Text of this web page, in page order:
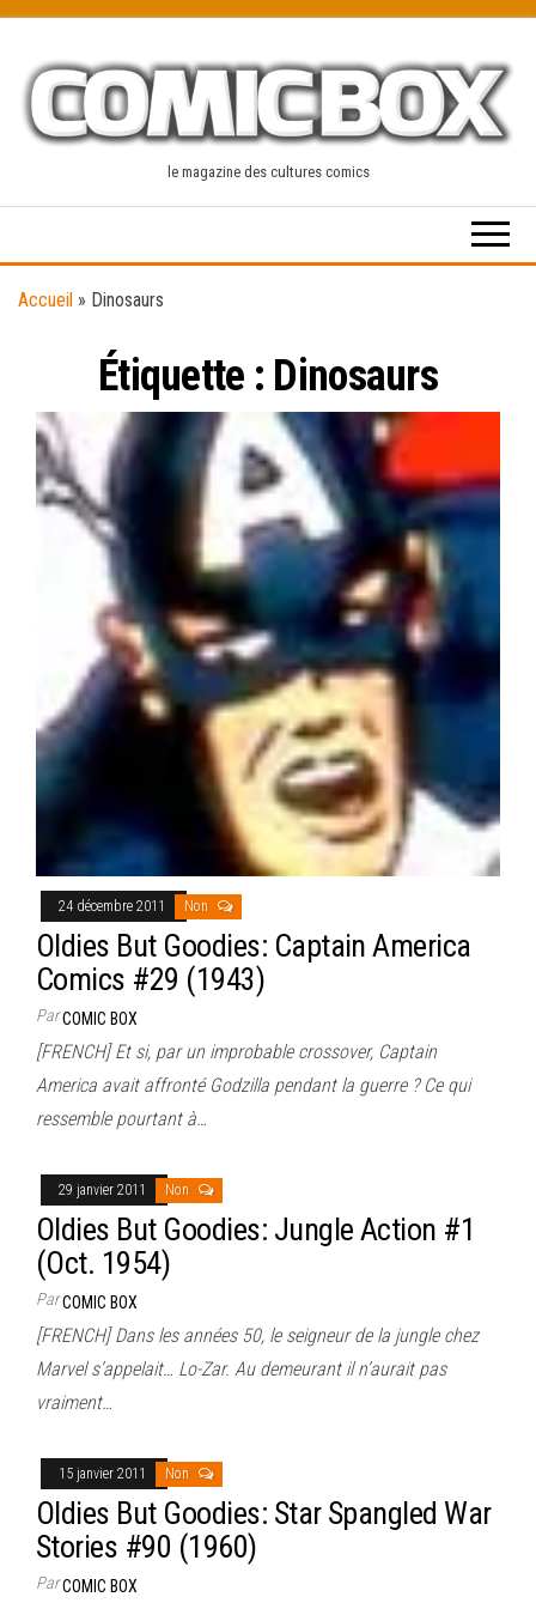
content
le magazine des cultures comics
Accueil » Dinosaurs
Étiquette : Dinosaurs
24 décembre 2011 Non
Oldies But Goodies: Captain America
Comics #29 (1943)
ParCOMIC BOX
[FRENCH] Et si, par un improbable crossover, Captain
America avait affronté Godzilla pendant la guerre ? Ce qui
ressemble pourtant à…
29 janvier 2011 Non
Oldies But Goodies: Jungle Action #1
(Oct. 1954)
ParCOMIC BOX
[FRENCH] Dans les années 50, le seigneur de la jungle chez
Marvel s’appelait… Lo-Zar. Au demeurant il n’aurait pas
vraiment…
15 janvier 2011 Non
Oldies But Goodies: Star Spangled War
Stories #90 (1960)
ParCOMIC BOX